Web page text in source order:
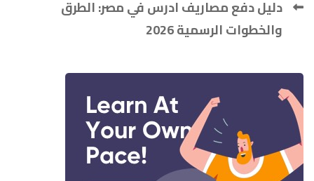
دليل دفع مصاريف ادرس في مصر: الطرق
والخطوات الرسمية 2026